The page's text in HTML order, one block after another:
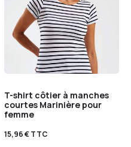
T-shirt côtier à manches
courtes Marinière pour
femme
15,96€TTC